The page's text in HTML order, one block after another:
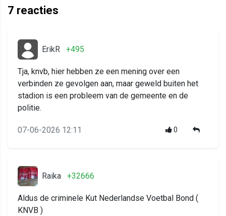
7 reacties
ErikR +495
Tja, knvb, hier hebben ze een mening over een
verbinden ze gevolgen aan, maar geweld buiten het
stadion is een probleem van de gemeente en de
politie.
07-06-2026 12:11 0
Raika +32666
Aldus de criminele Kut Nederlandse Voetbal Bond (
KNVB )